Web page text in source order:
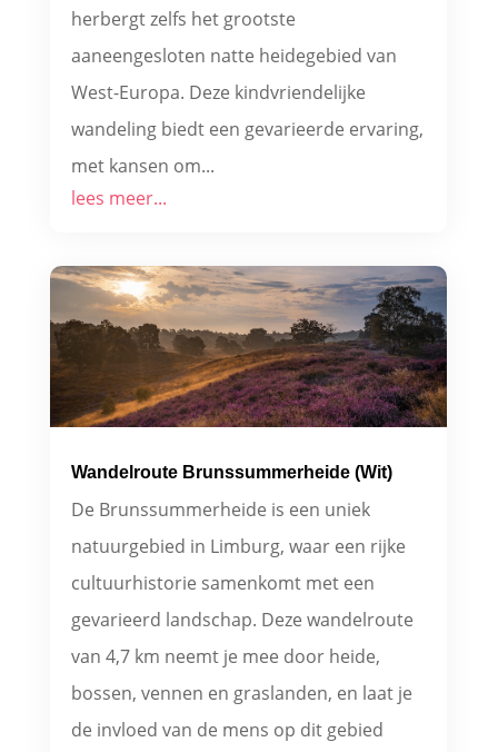
herbergt zelfs het grootste
aaneengesloten natte heidegebied van
West-Europa. Deze kindvriendelijke
wandeling biedt een gevarieerde ervaring,
met kansen om...
lees meer...
Wandelroute Brunssummerheide (Wit)
De Brunssummerheide is een uniek
natuurgebied in Limburg, waar een rijke
cultuurhistorie samenkomt met een
gevarieerd landschap. Deze wandelroute
van 4,7 km neemt je mee door heide,
bossen, vennen en graslanden, en laat je
de invloed van de mens op dit gebied